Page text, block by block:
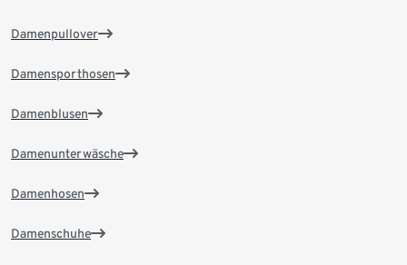
Damenpullover
Damensporthosen
Damenblusen
Damenunterwäsche
Damenhosen
Damenschuhe